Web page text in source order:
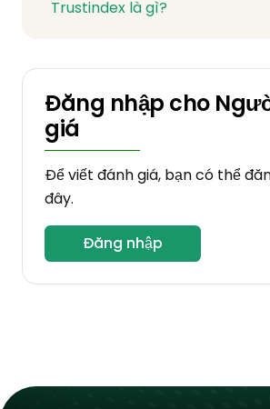
Trustindex là gì?
Đăng nhập cho
giá
Để viết đánh giá, bạn có thể
đây.
Đăng nhập